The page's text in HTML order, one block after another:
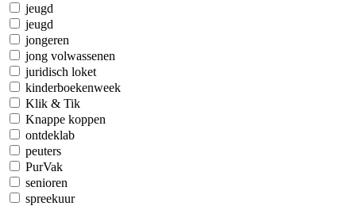
jeugd
jeugd
jongeren
jong volwassenen
juridisch loket
kinderboekenweek
Klik & Tik
Knappe koppen
ontdeklab
peuters
PurVak
senioren
spreekuur